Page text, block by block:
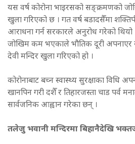
यस वर्ष कोरोना भाइरसको सङ्क्रमणको
खुला गरिएको छ । गत वर्ष बडादसैँमा
आराधना गर्न सरकारले अनुरोध गरेको थियो
जोखिम कम भएकाले भौतिक दूरी अपनाएर
देवी मन्दिर खुला गरिएको हो ।
कोरोनाबाट बच्न स्वास्थ्य सुरक्षाका विधि
खानपिन गरी दशैँ र तिहारजस्ता चाड पर्व
सार्वजनिक आह्वान गरेका छन् ।
तलेजु भवानी मन्दिरमा बिहानैदेखि